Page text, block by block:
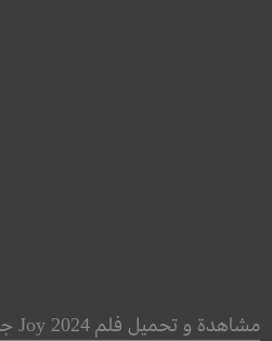
أغنية الأسماءمشاهدة و تحميل فلم Joy 2024 جوي مترجم على فشار